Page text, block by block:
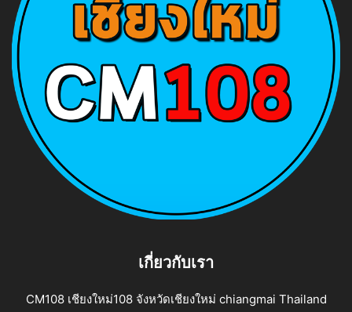
เกี่ยวกับเรา
CM108 เชียงใหม่108 จังหวัดเชียงใหม่ chiangmai Thailand